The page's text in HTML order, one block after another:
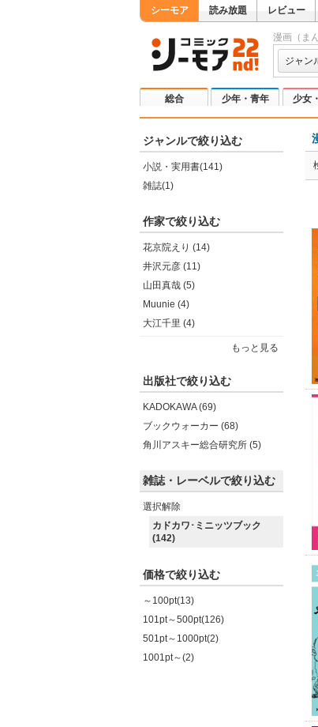
シーモア 読み放題 レビュー
漫画（ま
ジャン
総合 少年・青年 少女
ジャンルで絞り込む
小説・実用書(141)
雑誌(1)
作家で絞り込む
花京院えり (14)
井沢元彦 (11)
山田真哉 (5)
Muunie (4)
大江千里 (4)
もっと見る
出版社で絞り込む
KADOKAWA (69)
ブックウォーカー (68)
角川アスキー総合研究所 (5)
雑誌・レーベルで絞り込む
選択解除
カドカワ･ミニッツブック
(142)
価格で絞り込む
～100pt(13)
101pt～500pt(126)
501pt～1000pt(2)
1001pt～(2)